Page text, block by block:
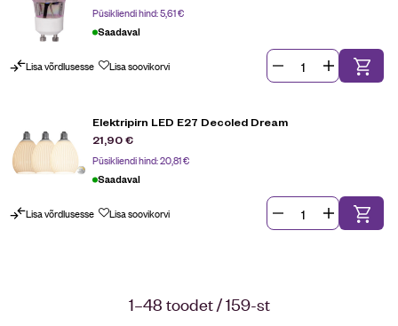
Püsikliendi hind:5,61€
Saadaval
Lisa võrdlusesse Lisa soovikorvi
Elektripirn LED E27 Decoled Dream
21,90€
Püsikliendi hind:20,81€
Saadaval
Lisa võrdlusesse Lisa soovikorvi
1–48 toodet / 159-st